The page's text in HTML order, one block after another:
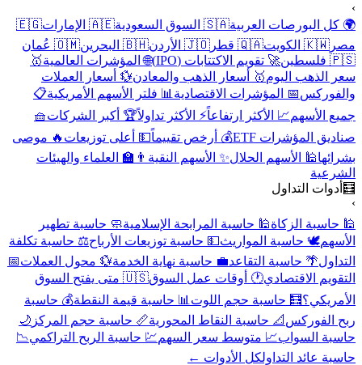
›
🌍 كل البورصات العربية🇸🇦 السوق السعودية 🇦🇪 الإمارات
🇪🇬
مصر 🇰🇼 الكويت 🇶🇦 قطر 🇯🇴 الأردن 🇧🇭 البحرين
🇴🇲 عُمان
🇵🇸 فلسطين
🚀 تقويم الاكتتابات (IPO) 🌐 المؤشرات العالمية🥇
سعر الذهب اليوم🥇 أسعار الذهب والمعادن💱 أسعار العملات
والفوركس📅 المؤشرات الاقتصادية 📊 فلتر الأسهم الأمريكية📋
جميع الأسهم📈 الأكثر ارتفاعاً⚡ الأكثر تداولاً🏆 أكبر الشركات🧺
صناديق المؤشرات ETF
💰 أرخص تقييماً💵 أعلى توزيعات 🔥 موصى
بشرائها🕌 الأسهم الحلال✨ الأسهم النقية 👨‍🏫 العلماء والهيئات
الشرعية
🧮 أدوات التداول
›
🕌 حاسبة الزكاة🕌 حاسبة المرابحة الإسلامية🧼 حاسبة تطهير
الأسهم🕊️ حاسبة المواريث💵 حاسبة توزيعات الأرباح⚖️ حاسبة تكلفة
التداول🌴 حاسبة التقاعد💼 حاسبة نهاية الخدمة💱 محول العملات📅
التقويم الاقتصادي🕐 أوقات عمل السوق
🇺🇸 متى يفتح السوق
الأمريكي؟🧮 حاسبة حجم اللوت 📊 حاسبة قيمة النقطة💰 حاسبة
ربح الفوركس 📐 حاسبة النقاط المحورية📏 حاسبة حجم المركز 🌙
حاسبة السواب📈 متوسط سعر السهم💹 حاسبة الربح التراكمي📉
حاسبة عائد التداولكل الأدوات ←